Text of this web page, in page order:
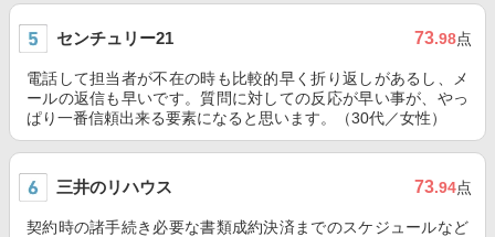
センチュリー21 73.98点
電話して担当者が不在の時も比較的早く折り返しがあるし、メ
ールの返信も早いです。質問に対しての反応が早い事が、やっ
ぱり一番信頼出来る要素になると思います。（30代／女性）
三井のリハウス 73.94点
契約時の諸手続き必要な書類成約決済までのスケジュールなど